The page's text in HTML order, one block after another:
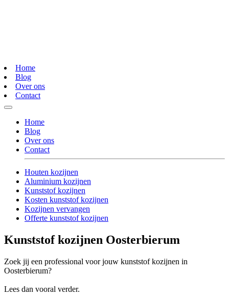
Home
Blog
Over ons
Contact
Home
Blog
Over ons
Contact
Houten kozijnen
Aluminium kozijnen
Kunststof kozijnen
Kosten kunststof kozijnen
Kozijnen vervangen
Offerte kunststof kozijnen
Kunststof kozijnen Oosterbierum
Zoek jij een professional voor jouw kunststof kozijnen in
Oosterbierum?
Lees dan vooral verder.